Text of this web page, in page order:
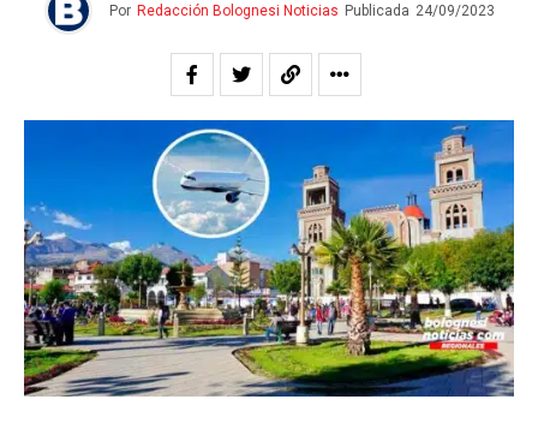
Por Redacción Bolognesi Noticias Publicada 24/09/2023